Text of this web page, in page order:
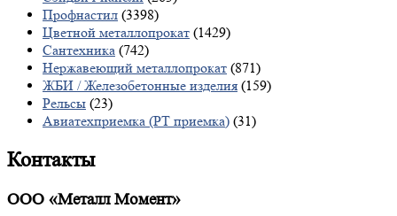
Профнастил (3398)
Цветной металлопрокат (1429)
Сантехника (742)
Нержавеющий металлопрокат (871)
ЖБИ / Железобетонные изделия (159)
Рельсы (23)
Авиатехприемка (РТ приемка) (31)
Контакты
ООО «Металл Момент»